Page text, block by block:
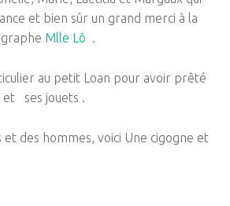
et bien sûr un grand merci à la
Mlle Lô .
au petit Loan pour avoir prêté
et ses jouets .
et des hommes, voici Une cigogne et